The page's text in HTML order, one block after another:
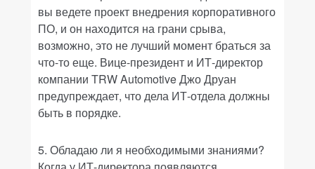
вы ведете проект внедрения корпоративного
ПО, и он находится на грани срыва,
возможно, это не лучший момент браться за
что-то еще. Вице-президент и ИТ-директор
компании TRW Automotive Джо Друан
предупреждает, что дела ИТ-отдела должны
быть в порядке.
5. Обладаю ли я необходимыми знаниями?